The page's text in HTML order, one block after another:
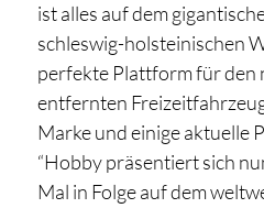
ist alles auf dem
schleswig-holsteinischen
perfekte Plattform für den
entfernten
Marke und einige aktuelle
“Hobby präsentiert sich
Mal in Folge auf dem